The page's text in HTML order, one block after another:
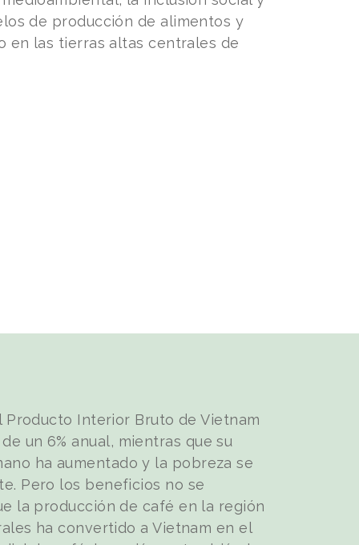
de producción de alimentos y
en las tierras altas centrales de
Producto Interior Bruto de Vietnam
un 6% anual, mientras que su
ha aumentado y la pobreza se
Pero los beneficios no se
la producción de café en la región
ha convertido a Vietnam en el